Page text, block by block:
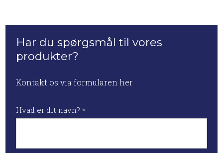
Har du spørgsmål til vores
produkter?
Kontakt os via formularen her
Hvad er dit navn?*